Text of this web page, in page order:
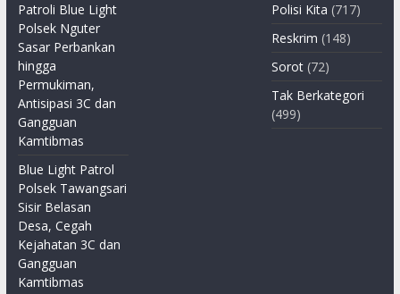
Patroli Blue Light
Polsek Nguter
Sasar Perbankan
hingga
Permukiman,
Antisipasi 3C dan
Gangguan
Kamtibmas
Blue Light Patrol
Polsek Tawangsari
Sisir Belasan
Desa, Cegah
Kejahatan 3C dan
Gangguan
Kamtibmas
Polisi Kita (717)
Reskrim (148)
Sorot (72)
Tak Berkategori
(499)